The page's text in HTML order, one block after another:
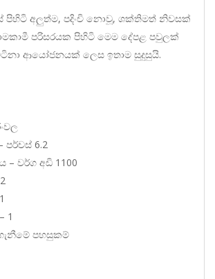
පිහිටි අලුත්ම, පදිංචි නොවූ, ශක්තිමත් නිවසක්
පරිසරයක පිහිටි මෙම දේපළ පවුලක්
ආයෝජනයක් ලෙස ඉතාම සුදුසුයි.
පර්චස් 6.2
– වර්ග අඩි 1100
1
පහසුකම්